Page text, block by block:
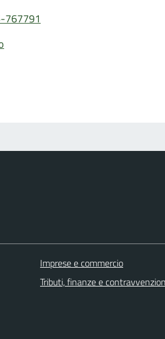
767791
Imprese e commercio
Tributi, finanze e